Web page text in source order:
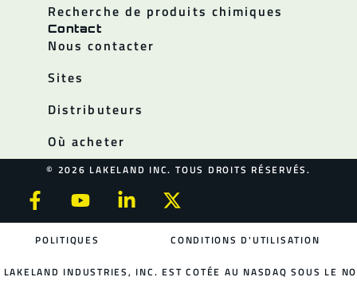
Recherche de produits chimiques
Contact
Nous contacter
Sites
Distributeurs
Où acheter
© 2026 LAKELAND INC. TOUS DROITS RÉSERVÉS.
POLITIQUES CONDITIONS D'UTILISATION
LAKELAND INDUSTRIES, INC. EST COTÉE AU NASDAQ SOUS LE